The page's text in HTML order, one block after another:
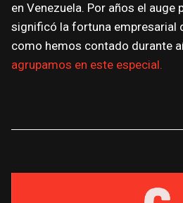
en Venezuela. Por años el auge
significó la fortuna empresarial
como hemos contado durante
agrupamos en este especial.